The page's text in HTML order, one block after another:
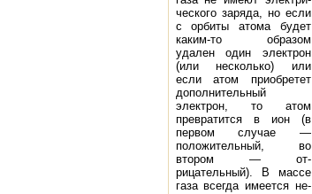
ческого заряда, но если
с орбиты атома будет
каким-то образом
удален один электрон
(или несколько) или
если атом приобретет
дополнитель­ный
электрон, то атом
превратится в ион (в
пер­вом случае —
положительный, во
втором — от­
рицательный). В массе
газа всегда имеется не­